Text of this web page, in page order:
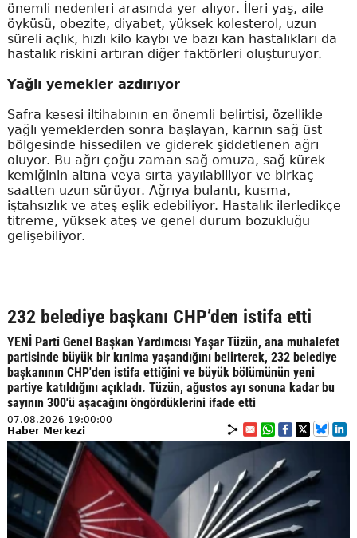
önemli nedenleri arasında yer alıyor. İleri yaş, aile
öyküsü, obezite, diyabet, yüksek kolesterol, uzun
süreli açlık, hızlı kilo kaybı ve bazı kan hastalıkları da
hastalık riskini artıran diğer faktörleri oluşturuyor.
Yağlı yemekler azdırıyor
Safra kesesi iltihabının en önemli belirtisi, özellikle
yağlı yemeklerden sonra başlayan, karnın sağ üst
bölgesinde hissedilen ve giderek şiddetlenen ağrı
oluyor. Bu ağrı çoğu zaman sağ omuza, sağ kürek
kemiğinin altına veya sırta yayılabiliyor ve birkaç
saatten uzun sürüyor. Ağrıya bulantı, kusma,
iştahsızlık ve ateş eşlik edebiliyor. Hastalık ilerledikçe
titreme, yüksek ateş ve genel durum bozukluğu
gelişebiliyor.
232 belediye başkanı CHP’den istifa etti
YENİ Parti Genel Başkan Yardımcısı Yaşar Tüzün, ana muhalefet
partisinde büyük bir kırılma yaşandığını belirterek, 232 belediye
başkanının CHP'den istifa ettiğini ve büyük bölümünün yeni
partiye katıldığını açıkladı. Tüzün, ağustos ayı sonuna kadar bu
sayının 300'ü aşacağını öngördüklerini ifade etti
07.08.2026 19:00:00
Haber Merkezi